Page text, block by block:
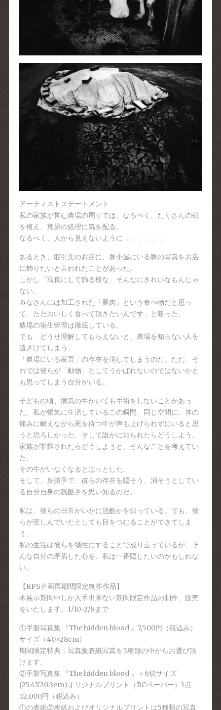
アーティストステートメント
私の家族が営む農場の周りでは、なるべく、たくさんの樹
を植え、糞尿の処理に気を配る。
なるべく、人から見えないように．．．．．．
あるとき、取引先のお店に、豚小屋にいる豚の写真をお店
に飾りたいと言われたことがあった。
しかし「写真にして飾る様な、そんなにきれいなもんじゃ
ない。
みなさんには加工された「豚肉」という食べ物だと思っ
て、ただおいしく食べて頂きたいんです」と断った。
農場の衛生管理は徹底している。
でも、どうせ理解してもらえないと、農場を知らない人を
遠ざけてしまう、
「農場にいる家畜」の存在を消してしまうのだ。ただ、そ
れでは彼らが「動物」としてうかばれないのではないかと
も思ってしまう自分がいる。
子どもの頃、病気の牛がいても手術をしないことがあっ
た。私が暢気に生活しているこの瞬間、同じ空間に、体の
痛みに耐えながら死を待つ牛が声も上げられずにいると思
うと恐ろしかった。そして誰かに知られたらどうしよう。
家族が非難されたらどうしようと、そんなことを考えてい
た。
その牛がいなくなるとほっとした。
そして、身勝手で、彼らの存在を隠そう、消そうとしてい
る自分自身の残酷さを思い知るのだ。
私は、彼らの日常がいかに過酷かを知っている。でも、彼
らが苦しんでいたとしても目をつむることができてしま
う。
私の生活は彼らを犠牲にすることで成り立っているが、そ
んな自分の矛盾した心を、私は一番隠したいのかもしれな
い。
【RPS企画展期間限定制作作品】
本展示期間中しか入手出来ない期間限定作品の制作、販売
をいたします。1/10-2/8まで
①手製写真集 『The hidden blood 』7,500円（税込み）
サイズ（40×28cm）
期間限定特典：写真集表紙写真を5種類の中からお選び頂
けます。
②手製写真集 『The hidden blood 』＋6切サイズ
(25.4X20.3cm)オリジナルプリント（RCペーパー）1点
32,000円（税込み）
①の表紙②表紙およびオリジナルプリントは5種類の写真